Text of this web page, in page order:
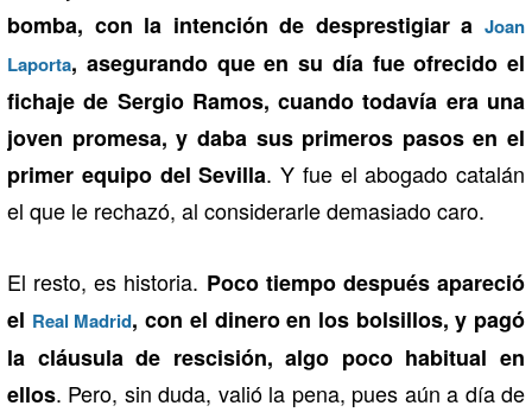
bomba, con la intención de desprestigiar a Joan
Laporta, asegurando que en su día fue ofrecido el
fichaje de Sergio Ramos, cuando todavía era una
joven promesa, y daba sus primeros pasos en el
primer equipo del Sevilla. Y fue el abogado catalán
el que le rechazó, al considerarle demasiado caro.
El resto, es historia. Poco tiempo después apareció
el Real Madrid, con el dinero en los bolsillos, y pagó
la cláusula de rescisión, algo poco habitual en
ellos. Pero, sin duda, valió la pena, pues aún a día de